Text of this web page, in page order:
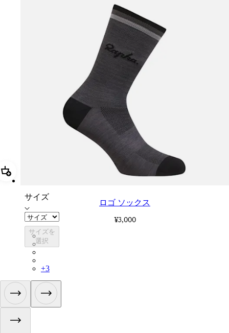
追加 ロゴ ソックス
サイズ
サイズを
選択
ロゴ ソックス
¥3,000
LGK02XXMBG
LGK02XXWGY
+3